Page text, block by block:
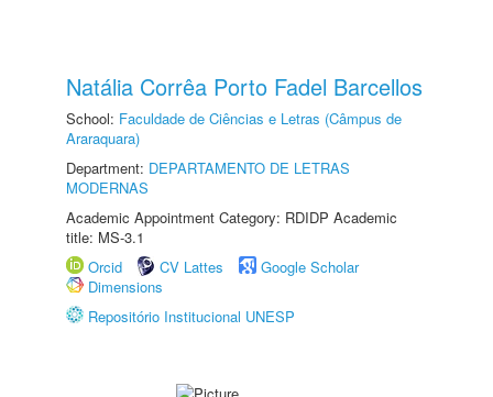
Natália Corrêa Porto Fadel Barcellos
School: Faculdade de Ciências e Letras (Câmpus de
Araraquara)
Department: DEPARTAMENTO DE LETRAS
MODERNAS
Academic Appointment Category: RDIDP Academic
title: MS-3.1
Orcid
CV Lattes
Google Scholar
Dimensions
Repositório Institucional UNESP